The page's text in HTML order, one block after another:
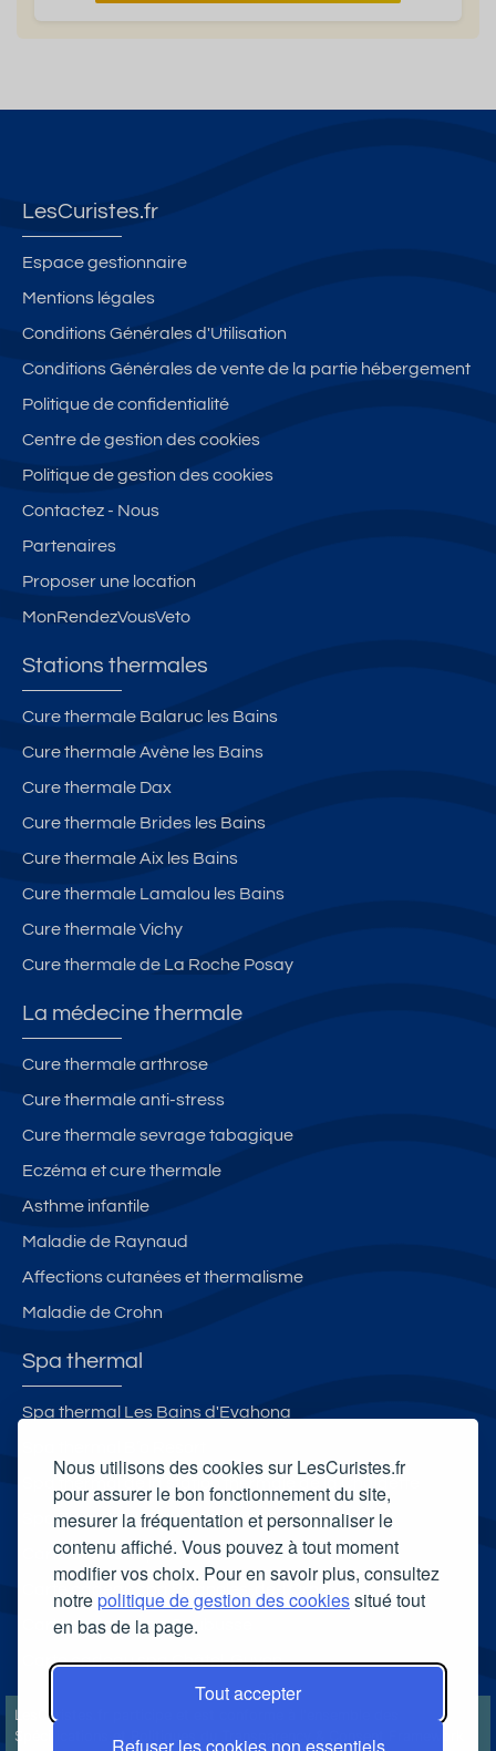
Nous utilisons des cookies sur LesCuristes.fr
pour assurer le bon fonctionnement du site,
mesurer la fréquentation et personnaliser le
contenu affiché. Vous pouvez à tout moment
modifier vos choix. Pour en savoir plus, consultez
notrepolitique de gestion des cookiessitué tout
en bas de la page.
Tout accepter
LesCuristes.fr
Espace gestionnaire
Mentions légales
Conditions Générales d'Utilisation
Conditions Générales de vente de la partie hébergement
Politique de confidentialité
Centre de gestion des cookies
Politique de gestion des cookies
Contactez - Nous
Partenaires
Proposer une location
MonRendezVousVeto
Stations thermales
Cure thermale Balaruc les Bains
Cure thermale Avène les Bains
Cure thermale Dax
Cure thermale Brides les Bains
Cure thermale Aix les Bains
Cure thermale Lamalou les Bains
Cure thermale Vichy
Cure thermale de La Roche Posay
La médecine thermale
Cure thermale arthrose
Cure thermale anti-stress
Cure thermale sevrage tabagique
Eczéma et cure thermale
Asthme infantile
Maladie de Raynaud
Affections cutanées et thermalisme
Maladie de Crohn
Spa thermal
Spa thermal Les Bains d'Evahona
Spa Thermal de Montbrun-les-Bains
Carte cadeau spa Vichy
Carte cadeau spa Bagnoles-de-l'Orne
Carte cadeau spa Saubusse
Carte cadeau spa Châtel-Guyon
LesCuristes.fr participe et est conforme à l'ensemble des
Spécifications et Politiques du Transparency & Consent Framework